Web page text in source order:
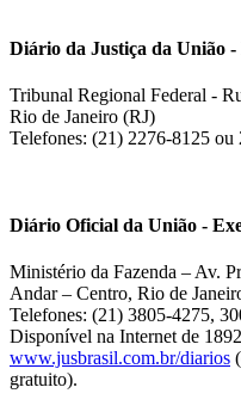
Diário da Justiça da União -
Tribunal Regional Federal -
Rio de Janeiro (RJ)
Telefones: (21) 2276-8125 ou
Diário Oficial da União -
Ministério da Fazenda – Av.
Andar – Centro, Rio de
Telefones: (21) 3805-4275,
Disponível na Internet de
www.jusbrasil.com.br/diarios
gratuito).